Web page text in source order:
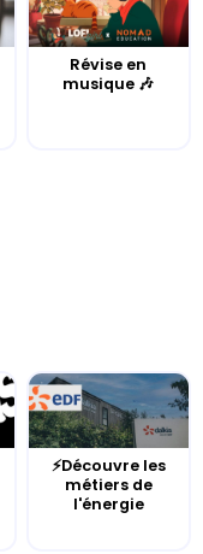
Révise en
musique 🎶
⚡Découvre les
métiers de
l'énergie